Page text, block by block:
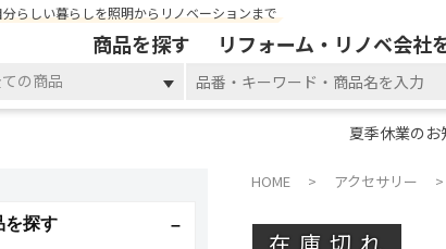
分らしい暮らしを照明からリノベーションまで
商品を探す リフォーム・リノベ会社
の商品
夏季休業の
HOME アクセサリー
を探す